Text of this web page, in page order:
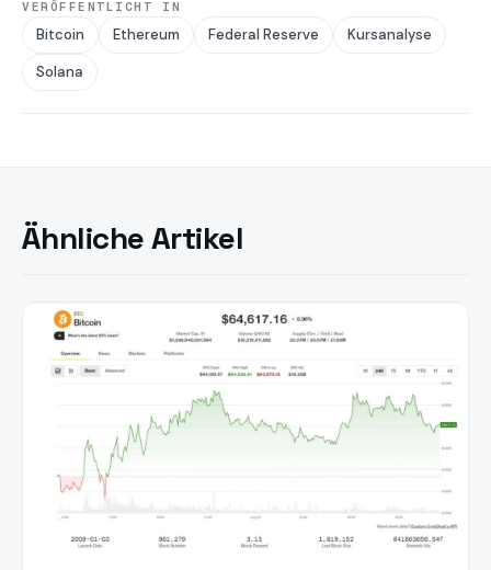
VERÖFFENTLICHT IN
Bitcoin Ethereum Federal Reserve
Kursanalyse
Solana
Ähnliche Artikel